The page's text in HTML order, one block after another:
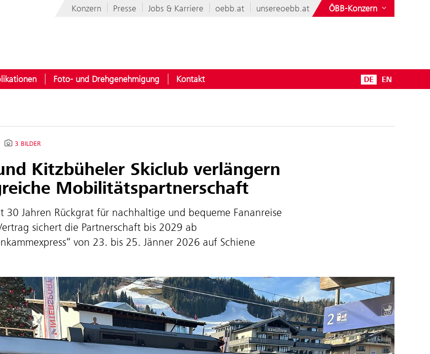
Konzern Presse Jobs & Karriere oebb.at unsereoebb.at ÖBB-Konzern
Foto- und Drehgenehmigung Kontakt DE EN
3 BILDER
Kitzbüheler Skiclub verlängern
Mobilitätspartnerschaft
30 Jahren Rückgrat für nachhaltige und bequeme Fananreise
sichert die Partnerschaft bis 2029 ab
von 23. bis 25. Jänner 2026 auf Schiene